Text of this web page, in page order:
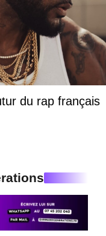
du rap français